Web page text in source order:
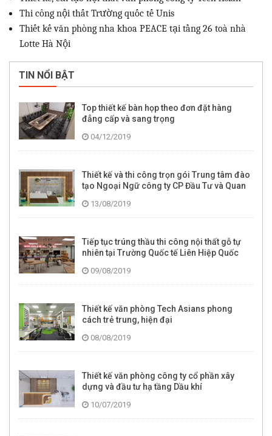
Thi công nội thất Trường quốc tế Unis
Thiết kế văn phòng nha khoa PEACE tại tầng 26 toà nhà
Lotte Hà Nội
TIN NỔI BẬT
Top thiết kế bàn họp theo đơn đặt hàng
đẳng cấp và sang trọng
04/12/2019
Thiết kế và thi công trọn gói Trung tâm đào
tạo Ngoại Ngữ công ty CP Đầu Tư và Quan
13/08/2019
Tiếp tục trúng thầu thi công nội thất gỗ tự
nhiên tại Trường Quốc tế Liên Hiệp Quốc
09/08/2019
Thiết kế văn phòng Tech Asians phong
cách trẻ trung, hiện đại
08/08/2019
Thiết kế văn phòng công ty cổ phần xây
dựng và đầu tư hạ tầng Dầu khí
10/07/2019